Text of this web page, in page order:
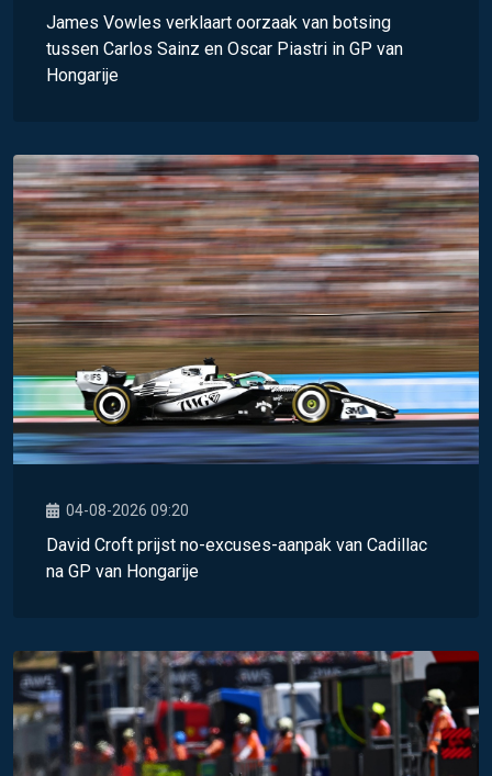
James Vowles verklaart oorzaak van botsing
tussen Carlos Sainz en Oscar Piastri in GP van
Hongarije
04-08-2026 09:20
David Croft prijst no-excuses-aanpak van Cadillac
na GP van Hongarije